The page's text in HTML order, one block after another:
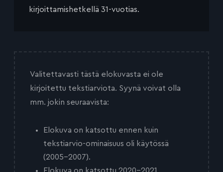
kirjoittamishetkellä 31-vuotias.
Valitettavasti tästä elokuvasta ei ole
kirjoitettu tekstiarviota. Syynä voivat olla
mm. jokin seuraavista:
Elokuva on katsottu ennen kuin
tekstiarvio-ominaisuus oli käytössä
(2005-2007).
Elokuva on katsottu 2020-2021,